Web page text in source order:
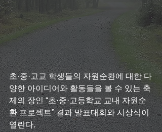
초·중·고교 학생들의 자원순환에 대한 다
양한 아이디어와 활동들을 볼 수 있는 축
제의 장인 “초·중·고등학교 교내 자원순
환 프로젝트” 결과 발표대회와 시상식이
열린다.